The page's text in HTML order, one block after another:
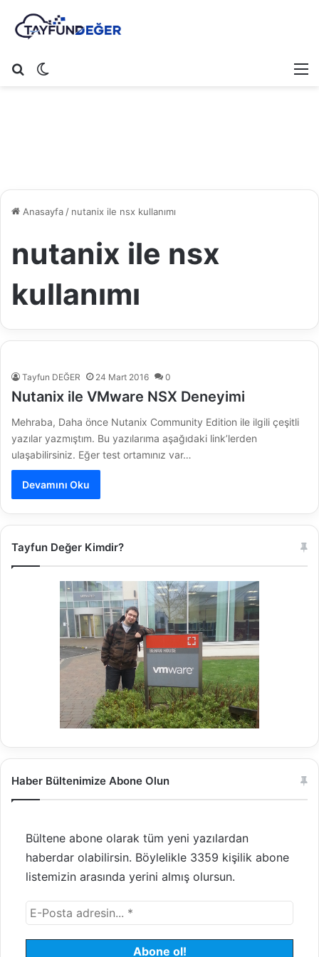
Arama yap ...
Anasayfa/ nutanix ile nsx kullanımı
nutanix ile nsx
kullanımı
Tayfun DEĞER 24 Mart 2016 0
Nutanix ile VMware NSX Deneyimi
Mehraba, Daha önce Nutanix Community Edition ile ilgili çeşitli
yazılar yazmıştım. Bu yazılarıma aşağıdaki link’lerden
ulaşabilirsiniz. Eğer test ortamınız var…
Devamını Oku
Tayfun Değer Kimdir?
Haber Bültenimize Abone Olun
Bültene abone olarak tüm yeni yazılardan
haberdar olabilirsin. Böylelikle 3359 kişilik abone
listemizin arasında yerini almış olursun.